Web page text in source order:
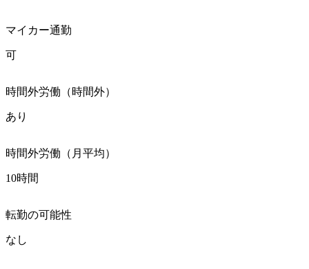
マイカー通勤
可
時間外労働（時間外）
あり
時間外労働（月平均）
10時間
転勤の可能性
なし